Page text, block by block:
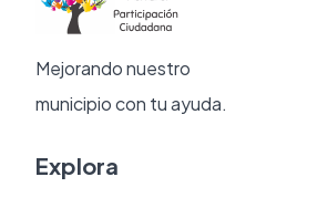
Mejorando nuestro
municipio con tu ayuda.
Explora